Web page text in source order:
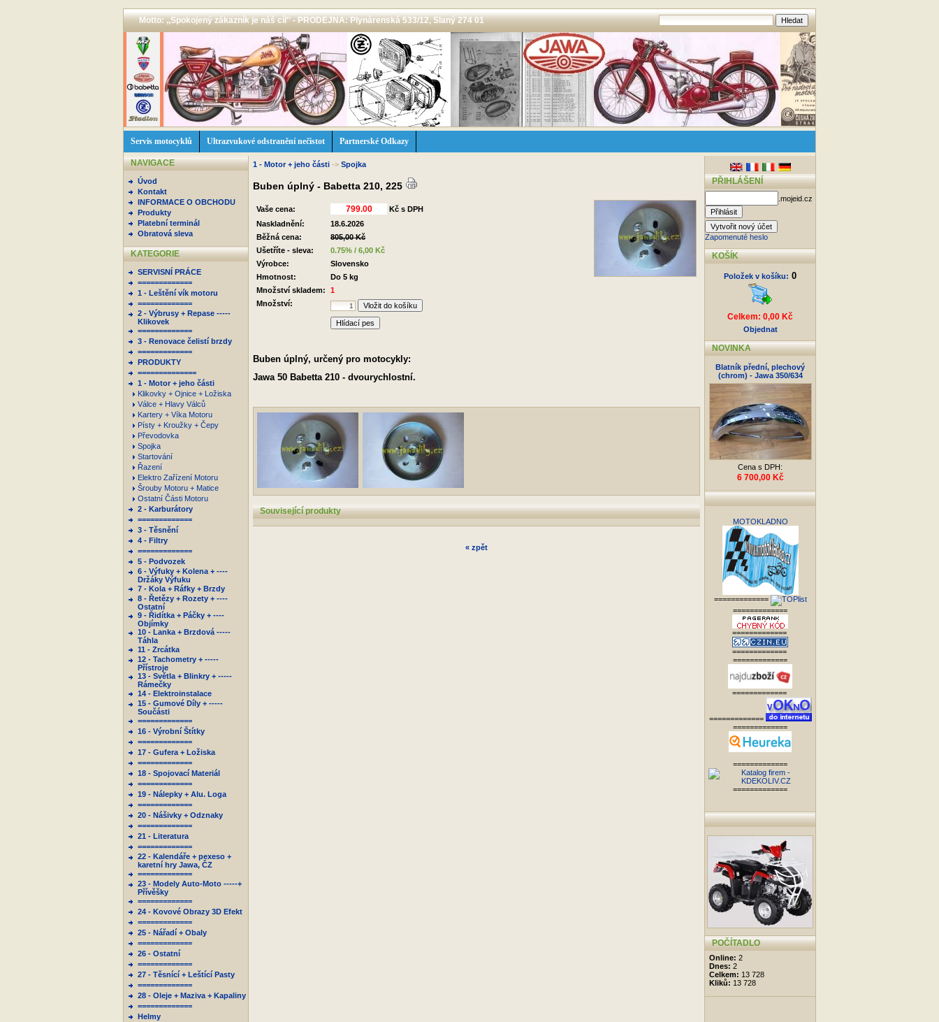
Motto: ,,Spokojený zákazník je náš cíl'' - PRODEJNA: Plynárenská 533/12, Slaný 274 01
Servis motocyklů Ultrazvukové odstranění nečistot Partnerské Odkazy
NAVIGACE
Úvod
Kontakt
INFORMACE O OBCHODU
Produkty
Platební terminál
Obratová sleva
KATEGORIE
SERVISNÍ PRÁCE
=============
1 - Leštění vík motoru
=============
2 - Výbrusy + Repase -----
Klikovek
=============
3 - Renovace čelistí brzdy
=============
PRODUKTY
==============
1 - Motor + jeho části
Klikovky + Ojnice + Ložiska
Válce + Hlavy Válců
Kartery + Víka Motoru
Písty + Kroužky + Čepy
Převodovka
Spojka
Startování
Řazení
Elektro Zařízení Motoru
Šrouby Motoru + Matice
Ostatní Části Motoru
2 - Karburátory
=============
3 - Těsnění
4 - Filtry
=============
5 - Podvozek
6 - Výfuky + Kolena + ----
Držáky Výfuku
7 - Kola + Ráfky + Brzdy
8 - Řetězy + Rozety + ----
Ostatní
9 - Řidítka + Páčky + ----
Objímky
10 - Lanka + Brzdová -----
Táhla
11 - Zrcátka
12 - Tachometry + -----
Přístroje
13 - Světla + Blinkry + -----
Rámečky
14 - Elektroinstalace
15 - Gumové Díly + -----
Součásti
=============
16 - Výrobní Štítky
=============
17 - Gufera + Ložiska
=============
18 - Spojovací Materiál
=============
19 - Nálepky + Alu. Loga
=============
20 - Nášivky + Odznaky
=============
21 - Literatura
=============
22 - Kalendáře + pexeso +
karetní hry Jawa, ČZ
=============
23 - Modely Auto-Moto -----+
Přívěšky
=============
24 - Kovové Obrazy 3D Efekt
=============
25 - Nářadí + Obaly
=============
26 - Ostatní
=============
27 - Těsnící + Leštící Pasty
=============
28 - Oleje + Maziva + Kapaliny
=============
Helmy
1 - Motor + jeho části -> Spojka
Buben úplný - Babetta 210, 225
Vaše cena:
Kč s DPH
Naskladnění:
18.6.2026
Běžná cena:
805,00 Kč
Ušetříte - sleva:
0.75% / 6,00 Kč
Výrobce:
Slovensko
Hmotnost:
Do 5 kg
Množství skladem:
1
Množství:
Hlídací pes
Buben úplný, určený pro motocykly:
Jawa 50 Babetta 210 - dvourychlostní.
Související produkty
« zpět
PŘIHLÁŠENÍ
.mojeid.cz
Zapomenuté heslo
KOŠÍK
Položek v košíku: 0
Celkem: 0,00 Kč
Objednat
NOVINKA
Blatník přední, plechový
(chrom) - Jawa 350/634
Cena s DPH:
6 700,00 Kč
MOTOKLADNO
=============
=============
=============
=============
=============
=============
=============
=============
=============
=============
POČÍTADLO
Online: 2
Dnes: 2
Celkem: 13 728
Kliků: 13 728